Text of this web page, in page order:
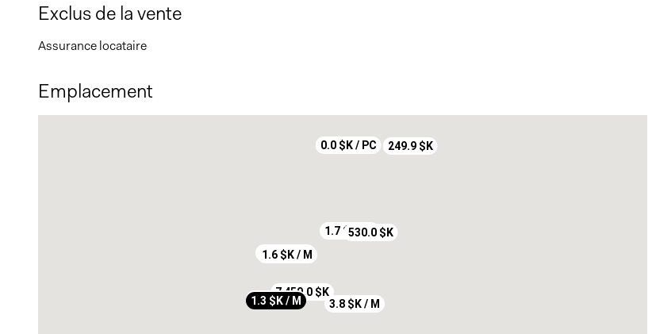
Exclus de la vente
Assurance locataire
Emplacement
1.3 $K / M
0.0 $K / PC
1.7 $K / M
1.5 $K / M
1.6 $K / M
3.8 $K / M
7 450.0 $K
1.1 $K / M
530.0 $K
249.9 $K